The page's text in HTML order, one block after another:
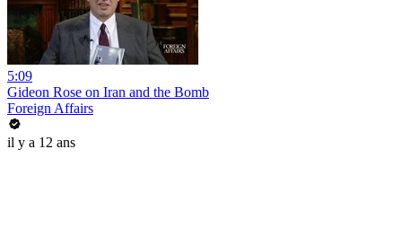
5:09
Gideon Rose on Iran and the Bomb
Foreign Affairs
il y a 12 ans